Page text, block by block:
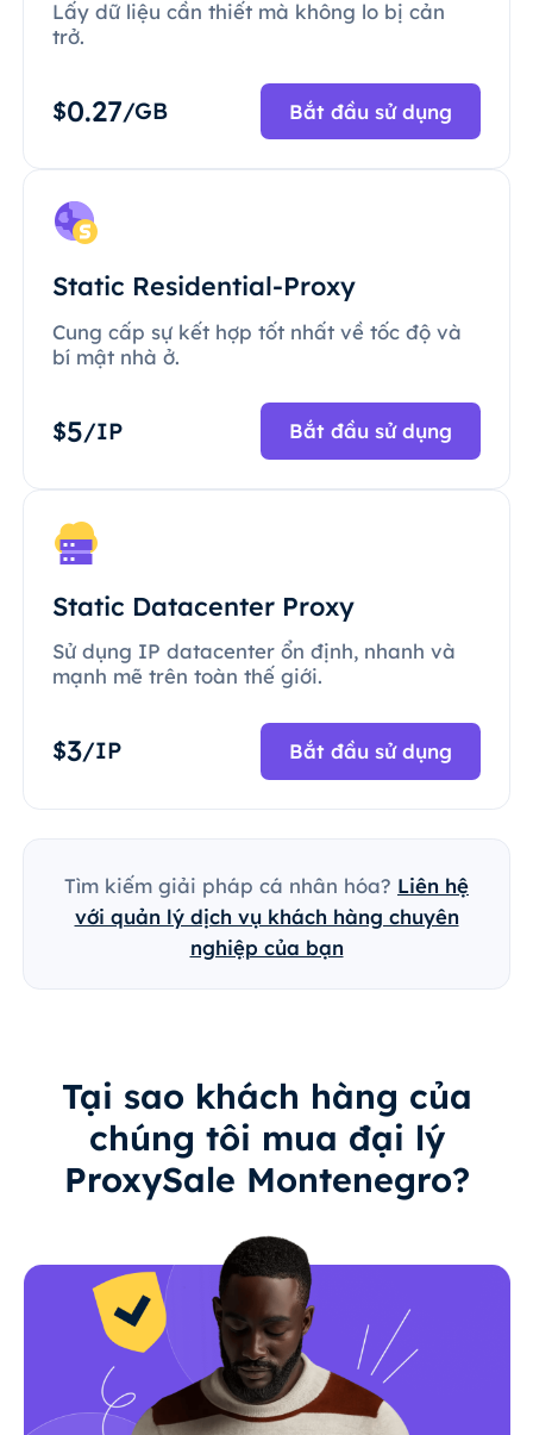
Lấy dữ liệu cần thiết mà không lo bị cản
trở.
$0.27/GB Bắt đầu sử dụng
Static Residential-Proxy
Cung cấp sự kết hợp tốt nhất về tốc độ và
bí mật nhà ở.
$5/IP Bắt đầu sử dụng
Static Datacenter Proxy
Sử dụng IP datacenter ổn định, nhanh và
mạnh mẽ trên toàn thế giới.
$3/IP Bắt đầu sử dụng
Tìm kiếm giải pháp cá nhân hóa? Liên hệ
với quản lý dịch vụ khách hàng chuyên
nghiệp của bạn
Tại sao khách hàng của
chúng tôi mua đại lý
ProxySale Montenegro?